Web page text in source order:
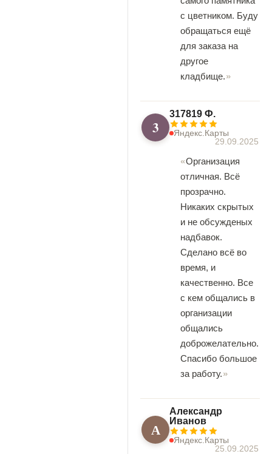
с цветником. Буду
обращаться ещё
для заказа на
другое
кладбище.
3
317819 Ф.
Яндекс.Карты
29.09.2025
Организация
отличная. Всё
прозрачно.
Никаких скрытых
и не обсужденых
надбавок.
Сделано всё во
время, и
качественно. Все
с кем общались в
организации
общались
доброжелательно.
Спасибо большое
за работу.
А
Александр
Иванов
Яндекс.Карты
25.09.2025